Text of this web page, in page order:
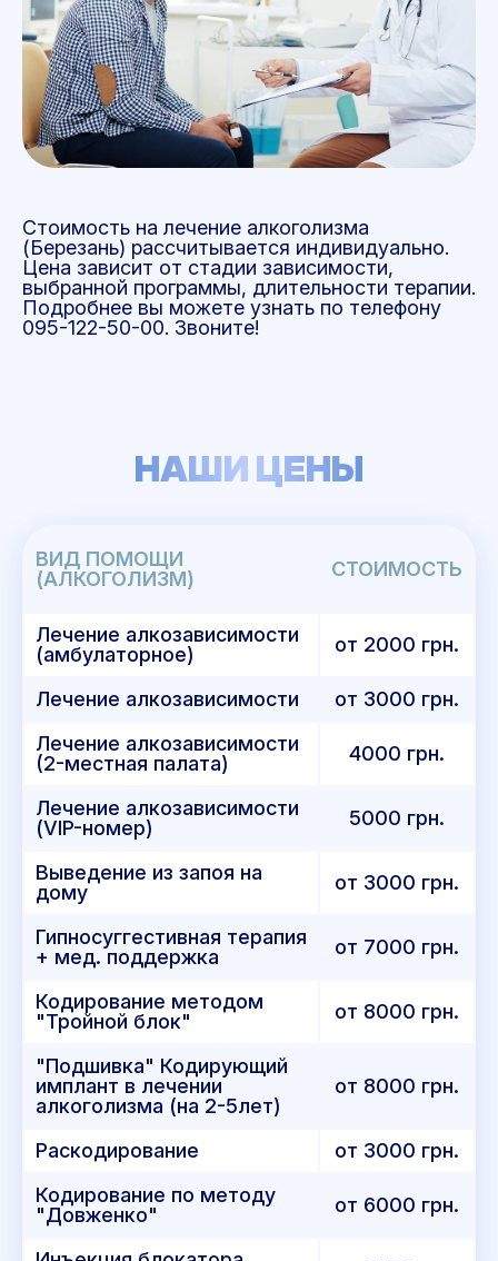
Стоимость на лечение алкоголизма
(Березань) рассчитывается индивидуально.
Цена зависит от стадии зависимости,
выбранной программы, длительности терапии.
Подробнее вы можете узнать по телефону
095-122-50-00. Звоните!
НАШИ ЦЕНЫ
ВИД ПОМОЩИ
(АЛКОГОЛИЗМ)
СТОИМОСТЬ
Лечение алкозависимости
(амбулаторное)
от 2000 грн.
Лечение алкозависимости
от 3000 грн.
Лечение алкозависимости
(2-местная палата)
4000 грн.
Лечение алкозависимости
(VIP-номер)
5000 грн.
Выведение из запоя на
дому
от 3000 грн.
Гипносуггестивная терапия
+ мед. поддержка
от 7000 грн.
Кодирование методом
"Тройной блок"
от 8000 грн.
"Подшивка" Кодирующий
имплант в лечении
алкоголизма (на 2-5лет)
от 8000 грн.
Раскодирование
от 3000 грн.
Кодирование по методу
"Довженко"
от 6000 грн.